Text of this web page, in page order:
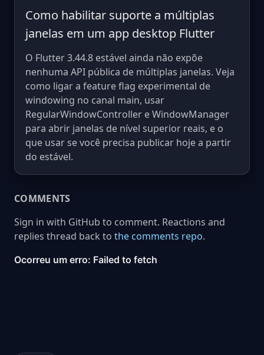
Como habilitar suporte a múltiplas
janelas em um app desktop Flutter
O Flutter 3.44.8 estável ainda não expõe
nenhuma API pública de múltiplas janelas. Veja
como ligar a feature flag experimental de
windowing no canal main, usar
RegularWindowController e WindowManager
para abrir janelas de nível superior reais, e o
que usar se você precisa publicar hoje a partir
do estável.
COMMENTS
Sign in with GitHub to comment. Reactions and
replies thread back to the comments repo.